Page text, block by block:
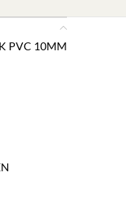
PVC 10MM